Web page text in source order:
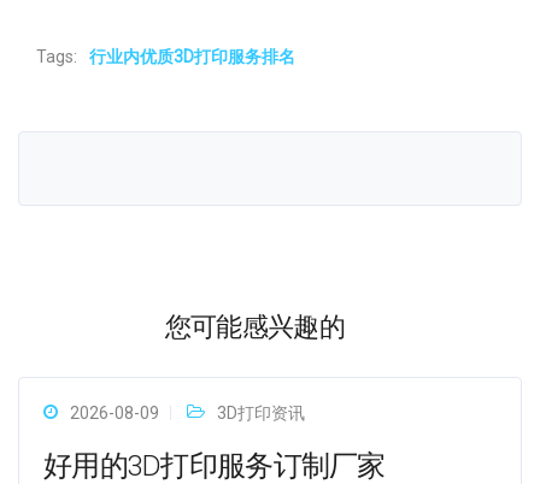
Tags: 行业内优质3D打印服务排名
您可能感兴趣的
2026-08-09 3D打印资讯
好用的3D打印服务订制厂家